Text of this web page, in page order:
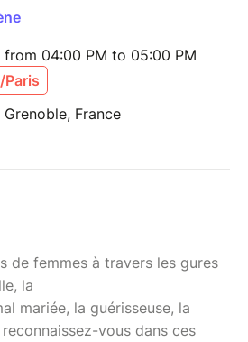
04:00 PM to 05:00 PM
Paris
France
de femmes à travers les gures
la
mariée, la guérisseuse, la
vous dans ces